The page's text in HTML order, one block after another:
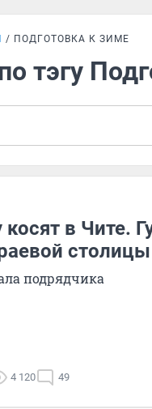
ПОДГОТОВКА К ЗИМЕ
тэгу
в Чите.
подрядчика
4 120 49